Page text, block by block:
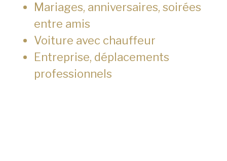
Mariages, anniversaires, soirées
entre amis
Voiture avec chauffeur
Entreprise, déplacements
professionnels